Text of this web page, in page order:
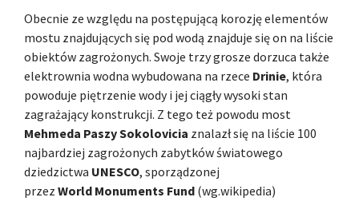
Obecnie ze względu na postępującą korozję elementów
mostu znajdujących się pod wodą znajduje się on na liście
obiektów zagrożonych. Swoje trzy grosze dorzuca także
elektrownia wodna wybudowana na rzece Drinie, która
powoduje piętrzenie wody i jej ciągły wysoki stan
zagrażający konstrukcji. Z tego też powodu most
Mehmeda Paszy Sokolovicia znalazł się na liście 100
najbardziej zagrożonych zabytków światowego
dziedzictwa UNESCO, sporządzonej
przez World Monuments Fund (wg.wikipedia)